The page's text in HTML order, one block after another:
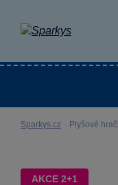
Sparkys.cz · Plyšové
AKCE 2+1